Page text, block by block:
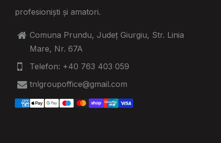
profesioniști și amatori.
Comuna Prundu, Județ Giurgiu, Str. Linia
Mare, Nr. 67A
Telefon: +40 763 403 059
tnlgroupoffice@gmail.com